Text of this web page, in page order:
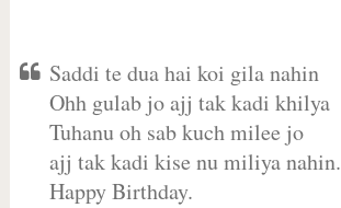
Saddi te dua hai koi gila nahin
Ohh gulab jo ajj tak kadi khilya
Tuhanu oh sab kuch milee jo
ajj tak kadi kise nu miliya nahin.
Happy Birthday.